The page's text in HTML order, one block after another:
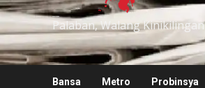
Palaban, Walang Kinikilingan
Bansa Metro Probinsya